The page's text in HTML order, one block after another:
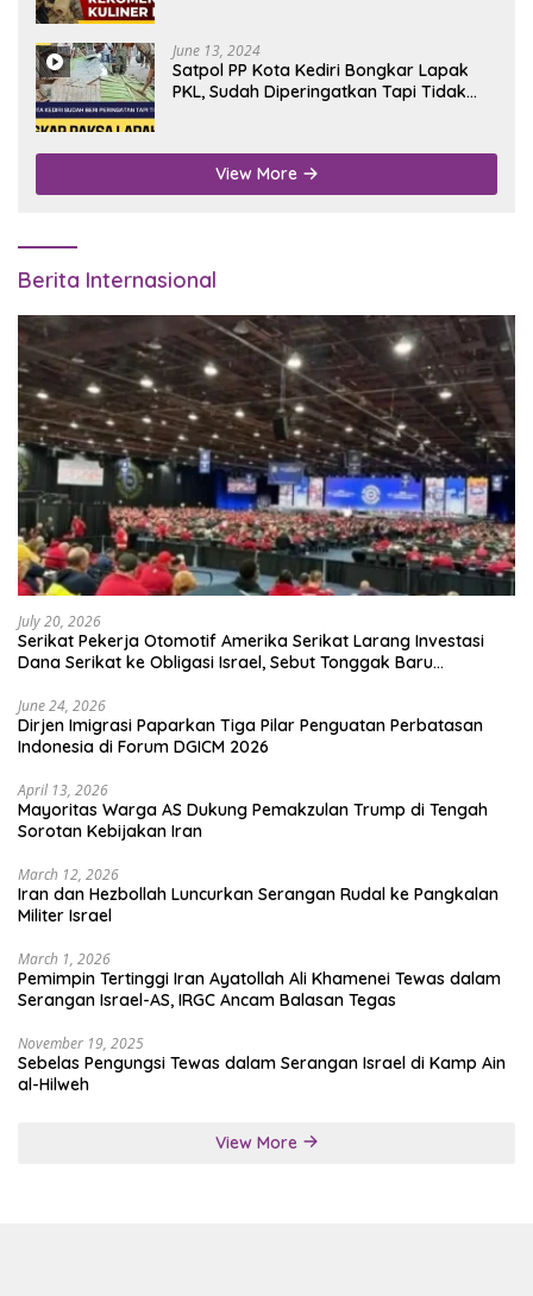
June 13, 2024
Satpol PP Kota Kediri Bongkar Lapak
PKL, Sudah Diperingatkan Tapi Tidak
View More
Berita Internasional
July 20, 2026
Serikat Pekerja Otomotif Amerika Serikat Larang Investasi
Dana Serikat ke Obligasi Israel, Sebut Tonggak Baru
June 24, 2026
Dirjen Imigrasi Paparkan Tiga Pilar Penguatan Perbatasan
Indonesia di Forum DGICM 2026
April 13, 2026
Mayoritas Warga AS Dukung Pemakzulan Trump di Tengah
Sorotan Kebijakan Iran
March 12, 2026
Iran dan Hezbollah Luncurkan Serangan Rudal ke Pangkalan
Militer Israel
March 1, 2026
Pemimpin Tertinggi Iran Ayatollah Ali Khamenei Tewas dalam
Serangan Israel-AS, IRGC Ancam Balasan Tegas
November 19, 2025
Sebelas Pengungsi Tewas dalam Serangan Israel di Kamp Ain
al-Hilweh
View More